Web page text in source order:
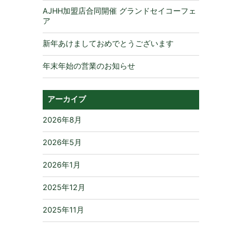
AJHH加盟店合同開催 グランドセイコーフェ
ア
新年あけましておめでとうございます
年末年始の営業のお知らせ
アーカイブ
2026年8月
2026年5月
2026年1月
2025年12月
2025年11月